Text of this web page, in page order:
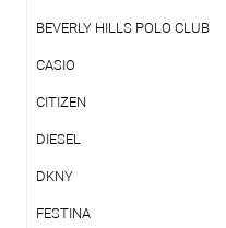
BEVERLY HILLS POLO CLUB
CASIO
CITIZEN
DIESEL
DKNY
FESTINA